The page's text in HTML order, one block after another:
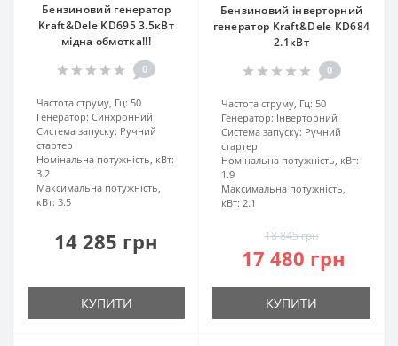
Бензиновий генератор
Kraft&Dele KD695 3.5кВт
мідна обмотка!!!
0
Частота струму, Гц: 50
Генератор: Синхронний
Система запуску: Ручний
стартер
Номінальна потужність, кВт:
3.2
Максимальна потужність,
кВт: 3.5
14 285 грн
КУПИТИ
Бензиновий інверторний
генератор Kraft&Dele KD684
2.1кВт
0
Частота струму, Гц: 50
Генератор: Інверторний
Система запуску: Ручний
стартер
Номінальна потужність, кВт:
1.9
Максимальна потужність,
кВт: 2.1
18 845 грн
17 480 грн
КУПИТИ